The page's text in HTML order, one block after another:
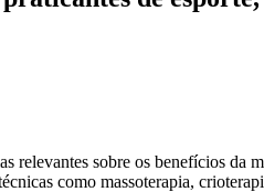
sobre os benefícios da
como massoterapia,